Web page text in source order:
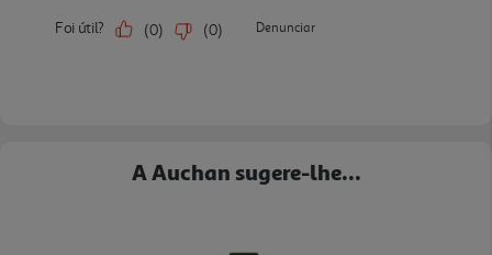
A Auchan sugere-lhe...